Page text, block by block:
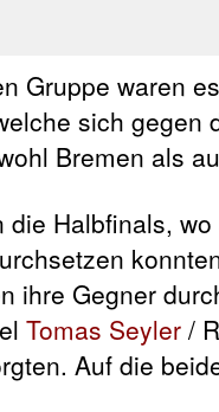
Gruppe waren
sich gegen
Bremen als
die Halbfinals,
ihre Gegner
Tomas Seyler /
Auf die